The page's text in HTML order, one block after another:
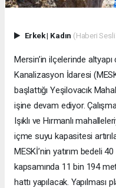
Erkek| Kadın (Haberi
Mersin’in ilçelerinde
Kanalizasyon İdaresi
başlattığı Yeşilovacık
işine devam ediyor.
Işıklı ve Hırmanlı
içme suyu kapasitesi
MESKİ’nin yatırım bedeli
kapsamında 11 bin 194
hattı yapılacak. Yapılması